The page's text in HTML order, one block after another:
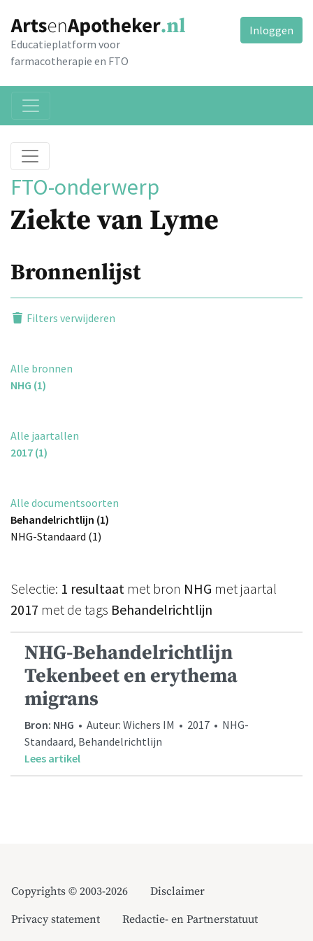
Educatieplatform voor
farmacotherapie en FTO
Inloggen
FTO-onderwerp
Ziekte van Lyme
Bronnenlijst
Filters verwijderen
Alle bronnen
NHG (1)
Alle jaartallen
2017 (1)
Alle documentsoorten
Behandelrichtlijn (1)
NHG-Standaard (1)
Selectie: 1 resultaat met bron NHG met jaartal
2017 met de tags Behandelrichtlijn
NHG-Behandelrichtlijn
Tekenbeet en erythema
migrans
Bron: NHG • Auteur: Wichers IM • 2017 • NHG-
Standaard, Behandelrichtlijn
Lees artikel
Copyrights © 2003-2026
Disclaimer
Privacy statement
Redactie- en Partnerstatuut